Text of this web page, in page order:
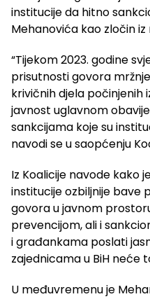
institucije da hitno
Mehanovića kao zločin iz
“Tijekom 2023. godine
prisutnosti govora
krivičnih djela počinjenih
javnost uglavnom
sankcijama koje su
navodi se u saopćenju
Iz Koalicije navode kako
institucije ozbiljnije bave
govora u javnom
prevencijom, ali i
i građankama poslati
zajednicama u BiH neće
U međuvremenu je